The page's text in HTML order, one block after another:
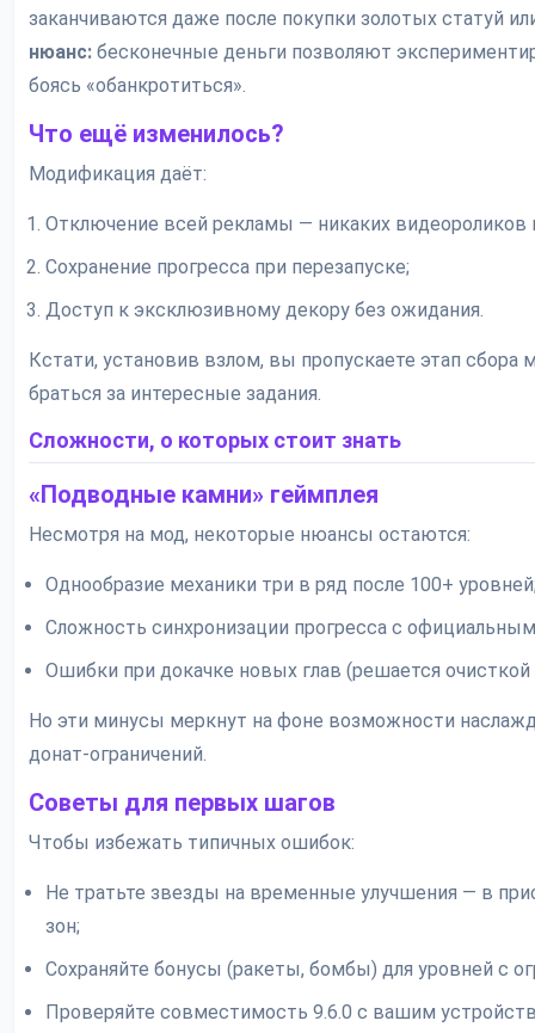
заканчиваются даже после покупки золотых статуй
нюанс: бесконечные деньги позволяют
боясь «обанкротиться».
Что ещё изменилось?
Модификация даёт:
Отключение всей рекламы — никаких видеороликов
Сохранение прогресса при перезапуске;
Доступ к эксклюзивному декору без ожидания.
Кстати, установив взлом, вы пропускаете этап
браться за интересные задания.
Сложности, о которых стоит знать
«Подводные камни» геймплея
Несмотря на мод, некоторые нюансы остаются:
Однообразие механики три в ряд после 100+
Сложность синхронизации прогресса с
Ошибки при докачке новых глав (решается
Но эти минусы меркнут на фоне возможности
донат-ограничений.
Советы для первых шагов
Чтобы избежать типичных ошибок:
Не тратьте звезды на временные улучшения — в
зон;
Сохраняйте бонусы (ракеты, бомбы) для уровней с
Проверяйте совместимость 9.6.0 с вашим